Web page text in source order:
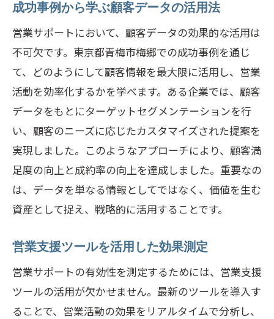
成功事例から学ぶ顧客データの活用法
営業サポートにおいて、顧客データの効果的な活用は
不可欠です。東京都青梅市梅郷での成功事例を通じ
て、どのようにして顧客情報を最大限に活用し、営業
活動を効率化するかを学べます。ある企業では、顧客
データをもとにターゲットセグメンテーションを行
い、顧客のニーズに応じたカスタマイズされた提案を
実現しました。このようなアプローチにより、顧客満
足度の向上と成約率の向上を達成しました。重要なの
は、データを単なる情報としてではなく、価値を生む
資産として捉え、戦略的に活用することです。
営業支援ツールを活用した効果測定
営業サポートの有効性を測定するためには、営業支援
ツールの活用が欠かせません。最新のツールを導入す
ることで、営業活動の効果をリアルタイムで分析し、